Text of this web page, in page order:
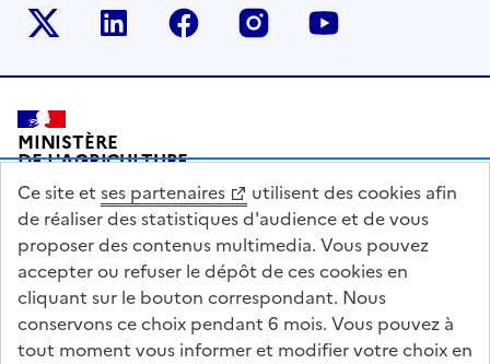
Le ministère sur Twitter
Le ministère sur LinkedIn
Le ministère sur Facebook
Le ministère sur
Pied de page
MINISTÈRE
DE L'AGRICULTURE
DE L'AGRO-ALIMENTAIRE
ET DE LA SOUVERAINETÉ
ALIMENTAIRE
legifrance.gouv.fr info.gouv.fr
Ce site et ses partenaires
utilisent des cookies afin
de réaliser des statistiques d'audience et de vous
proposer des contenus multimedia. Vous pouvez
accepter ou refuser le dépôt de ces cookies en
cliquant sur le bouton correspondant. Nous
conservons ce choix pendant 6 mois. Vous pouvez à
tout moment vous informer et modifier votre choix en